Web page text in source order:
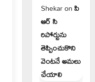
Shekaronపి
ఆర్ సి
రిపోర్టును
తెప్పించుకొని
వెంటనే అమలు
చేయాలి